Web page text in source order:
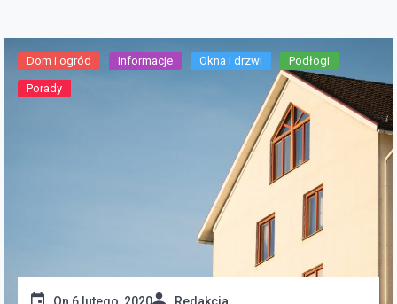
Dom i ogród Informacje Okna i drzwi Podłogi
Porady